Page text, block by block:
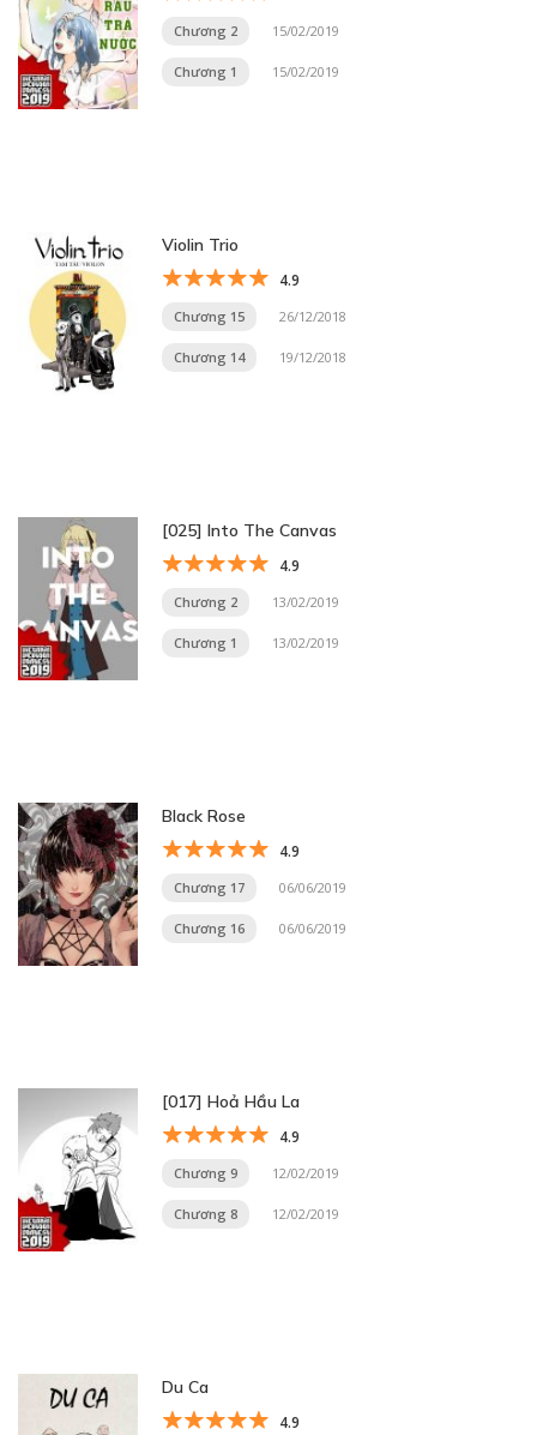
Chương 2 15/02/2019
Chương 1 15/02/2019
Violin Trio
4.9
Chương 15 26/12/2018
Chương 14 19/12/2018
[025] Into The Canvas
4.9
Chương 2 13/02/2019
Chương 1 13/02/2019
Black Rose
4.9
Chương 17 06/06/2019
Chương 16 06/06/2019
[017] Hoả Hầu La
4.9
Chương 9 12/02/2019
Chương 8 12/02/2019
Du Ca
4.9